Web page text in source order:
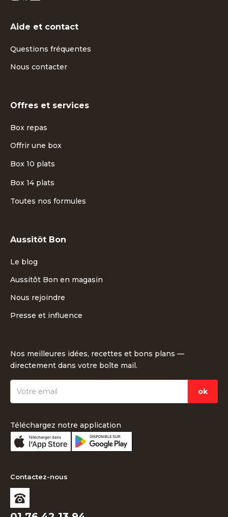
Aide et contact
Questions fréquentes
Nous contacter
Offres et services
Box repas
Offrir une box
Box 10 plats
Box 14 plats
Toutes nos formules
Aussitôt Bon
Le blog
Aussitôt Bon en magasin
Nous rejoindre
Presse et influence
Nos meilleures idées, recettes et bons plans —
directement dans votre boîte mail.
Téléchargez notre application
Contactez-nous